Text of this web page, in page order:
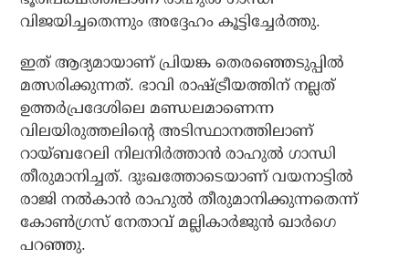
വിജയിച്ചതെന്നും അദ്ദേഹം കൂട്ടിച്ചേര്‍ത്തു.
ഇത് ആദ്യമായാണ് പ്രിയങ്ക തെരഞ്ഞെടുപ്പില്‍
മത്സരിക്കുന്നത്. ഭാവി രാഷ്ട്രീയത്തിന് നല്ലത്
ഉത്തര്‍പ്രദേശിലെ മണ്ഡലമാണെന്ന
വിലയിരുത്തലിന്റെ അടിസ്ഥാനത്തിലാണ്
റായ്ബറേലി നിലനിർത്താൻ രാഹുൽ ​ഗാന്ധി
തീരുമാനിച്ചത്. ദുഃഖത്തോടെയാണ് വയനാട്ടില്‍
രാജി നല്‍കാന്‍ രാഹുല്‍ തീരുമാനിക്കുന്നതെന്ന്
കോൺ​ഗ്രസ് നേതാവ് മല്ലികാർജുൻ ഖാര്‍ഗെ
പറഞ്ഞു.